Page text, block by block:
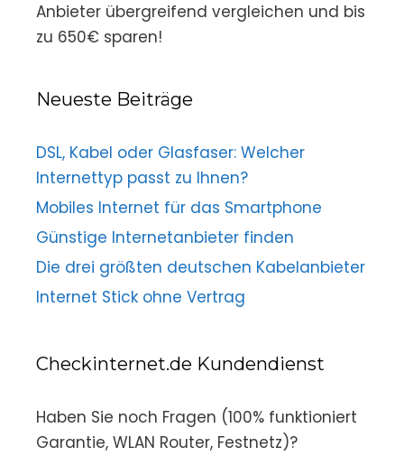
Anbieter übergreifend vergleichen und bis
zu 650€ sparen!
Neueste Beiträge
DSL, Kabel oder Glasfaser: Welcher
Internettyp passt zu Ihnen?
Mobiles Internet für das Smartphone
Günstige Internetanbieter finden
Die drei größten deutschen Kabelanbieter
Internet Stick ohne Vertrag
Checkinternet.de Kundendienst
Haben Sie noch Fragen (100% funktioniert
Garantie, WLAN Router, Festnetz)?